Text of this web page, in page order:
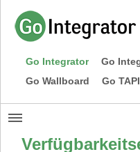
Go Integrator Go
Go Wallboard
Go TAPI